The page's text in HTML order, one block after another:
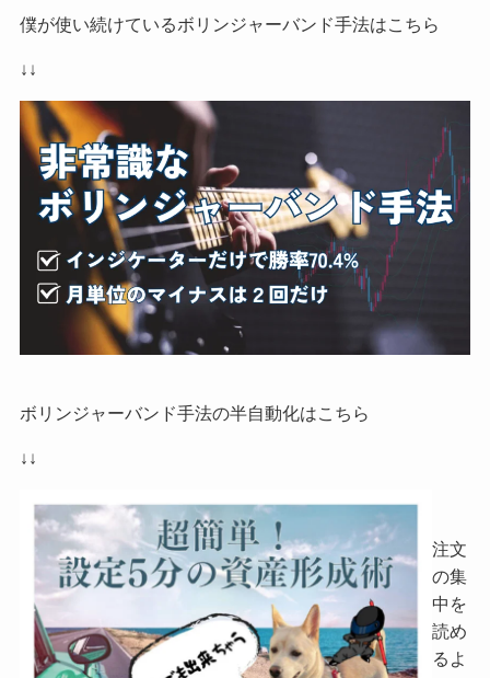
僕が使い続けているボリンジャーバンド手法はこちら
↓↓
ボリンジャーバンド手法の半自動化はこちら
↓↓
注文
の集
中を
読め
るよ